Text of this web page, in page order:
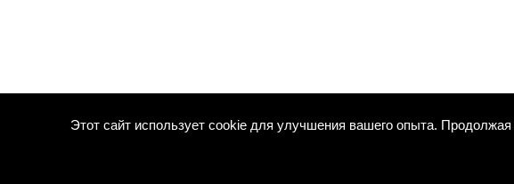
Этот сайт использует cookie для улучшения вашего опыта.